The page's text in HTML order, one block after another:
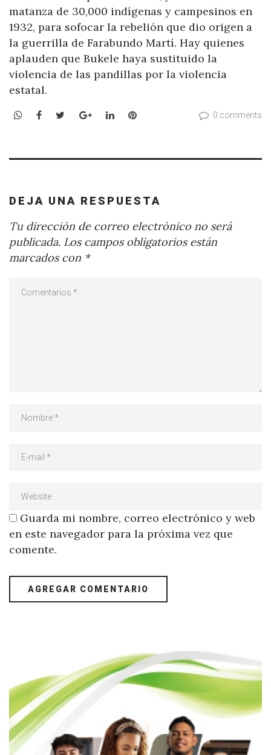
matanza de 30,000 indígenas y campesinos en
1932, para sofocar la rebelión que dio origen a
la guerrilla de Farabundo Martí. Hay quienes
aplauden que Bukele haya sustituido la
violencia de las pandillas por la violencia
estatal.
WhatsApp
Facebook
TwitterGoogle+LinkedInPinterest 0 comments
DEJA UNA RESPUESTA
Tu dirección de correo electrónico no será
publicada. Los campos obligatorios están
marcados con *
Guarda mi nombre, correo electrónico y web
en este navegador para la próxima vez que
comente.